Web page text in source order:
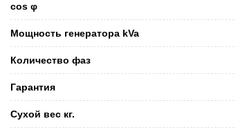
cos φ
Мощность генератора kVa
Количество фаз
Гарантия
Сухой вес кг.